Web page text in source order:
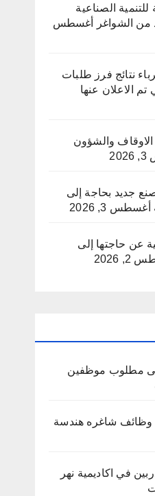
الصناعية
من الشواغر
أغسطس
نتائج فرز طلبات
تم الاعلان عنها
والشؤون
جديد بحاجة إلى
أغسطس 3, 2026
عن حاجتها إلى
2026
مطلوب موظفين
وظائف شاغره هندسة
في اكاديمية نهر